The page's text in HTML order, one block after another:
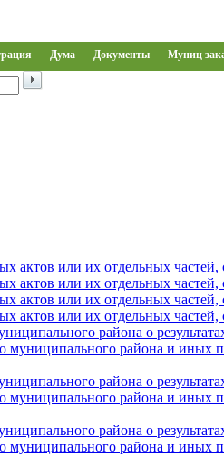
Дума Документы Муниц
актов или их отдельных частей,
актов или их отдельных частей,
актов или их отдельных частей,
актов или их отдельных частей,
района о
района и иных
района о
района и иных
района о
района и иных